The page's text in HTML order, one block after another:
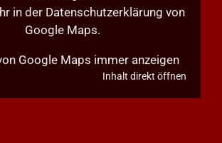
in der Datenschutzerklärung von
Google Maps.
Google Maps immer anzeigen
Inhalt direkt öffnen